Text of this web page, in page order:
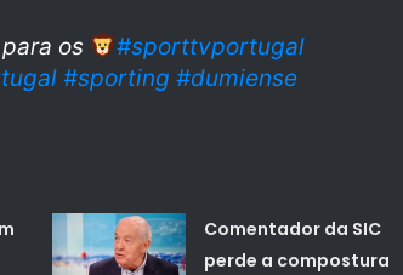
os
#sporttvportugal
#sporting #dumiense
Comentador da SIC
perde a compostura